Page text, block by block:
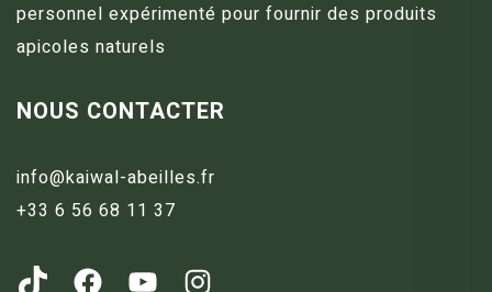
personnel expérimenté pour fournir des produits
apicoles naturels
NOUS CONTACTER
info@kaiwal-abeilles.fr
+33 6 56 68 11 37
https://www.tiktok.com/@kaiwal_abeilles?_t=8c0CtMv6Ocd&_r=1
FacebookYouTubeInstagram